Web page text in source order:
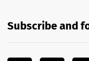
Subscribe and